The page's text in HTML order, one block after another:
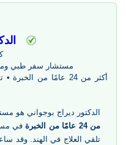
مستشار سفر طبي
أكثر من 24 عامًا من
الدكتور ديراج بوجواني هو
من 24 عامًا من الخبرة
في
تلقي العلاج في الهند. وقد